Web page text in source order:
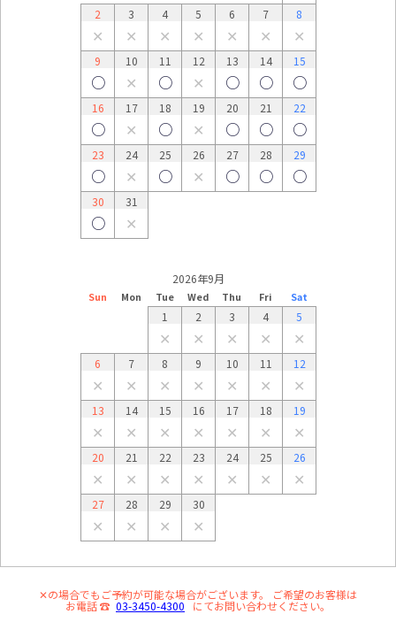
2
✕
3
✕
4
✕
5
✕
6
✕
7
✕
8
✕
9
○
10
✕
11
○
12
✕
13
○
14
○
15
○
16
○
17
✕
18
○
19
✕
20
○
21
○
22
○
23
○
24
✕
25
○
26
✕
27
○
28
○
29
○
30
○
31
✕
2026年9月
Sun Mon Tue Wed Thu Fri Sat
1
✕
2
✕
3
✕
4
✕
5
✕
6
✕
7
✕
8
✕
9
✕
10
✕
11
✕
12
✕
13
✕
14
✕
15
✕
16
✕
17
✕
18
✕
19
✕
20
✕
21
✕
22
✕
23
✕
24
✕
25
✕
26
✕
27
✕
28
✕
29
✕
30
✕
✕の場合でもご予約が可能な場合がございます。 ご希望のお客様は
お電話 ☎ 03-3450-4300 にてお問い合わせください。